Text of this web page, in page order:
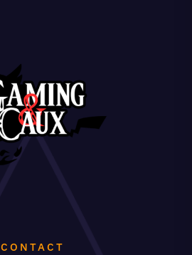
CONTACT